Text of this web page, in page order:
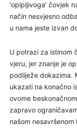
‘opipljivoga’ čovjek
način nesvjesno
u nama jeste izvan
U potrazi za istinom
vjeru, jer znanje je
podliježe dokazima.
ukazati na konačno
ovome
zapravo
našom nesavršenom